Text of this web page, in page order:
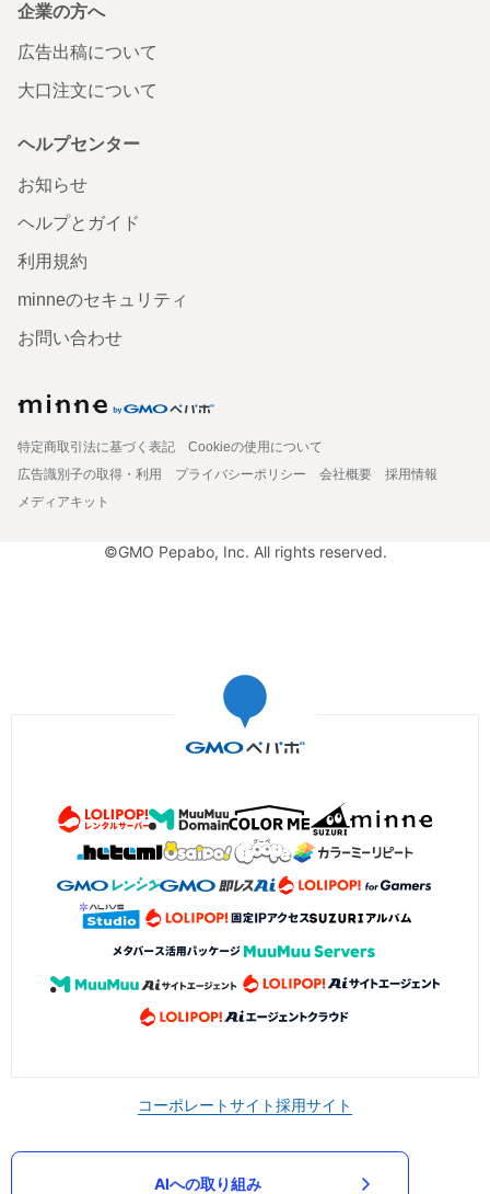
企業の方へ
広告出稿について
大口注文について
ヘルプセンター
お知らせ
ヘルプとガイド
利用規約
minneのセキュリティ
お問い合わせ
特定商取引法に基づく表記
Cookieの使用について
広告識別子の取得・利用
プライバシーポリシー 会社概要
採用情報
メディアキット
©GMO Pepabo, Inc. All rights reserved.
コーポレートサイト採用サイト
AIへの取り組み